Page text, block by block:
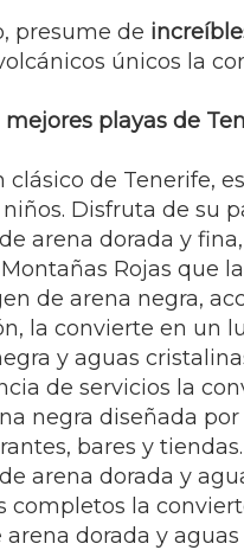
presume de
únicos la
mejores playas de
clásico de Tenerife,
Disfruta de su
arena dorada y
Rojas que
de arena negra,
la convierte en un
y aguas
de servicios la
negra diseñada
bares y tiendas.
arena dorada y
la
dorada y